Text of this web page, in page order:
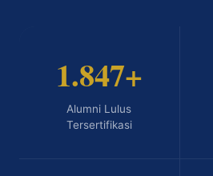
1.847+
Alumni Lulus
Tersertifikasi